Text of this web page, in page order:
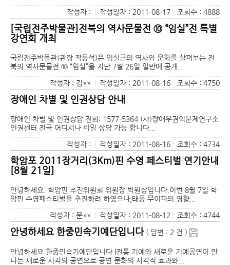
작성자 :
작성일자 : 2011-08-17 조회수 : 4888
[국립전주박물관]전북의 역사문물전 ⑩ “임실”전 특별
강연회 개최
국립전주박물관(관장 곽동석)은 임실군의 역사와 문화를 살펴보는 전
북의 역사문물전 ⑩ “임실”을 지난 7월 26일 일반에 공개...
작성자 : 김**
작성일자 : 2011-08-16 조회수 : 4750
장애인 차별 및 인권상담 안내
장애인 차별 및 인권상담 전화: 1577-5364 (사)장애우권익문제연구소
인권센터 전국 어디서나 비밀 상담 가능 합니다...
작성자 :
작성일자 : 2011-08-16 조회수 : 4734
학암포 2011장거리(3Km)핀 수영 페스티벌 연기안내
[8월 21일]
안녕하세요. 학암핀 추진위원회 위원장 박원상입니다.이번 8월 7일 학
암핀 수영페스티벌을 추진하려 하였으나,태풍 무이파의 영향...
작성자 : 문**
작성일자 : 2011-08-12 조회수 : 4744
안녕하세요 한중민속기예단입니다( 답변 : 2 건 )
안녕하세요 한중민속기예단입니다 l전통 기예와 새로운 기예공연이 만
나는 새로운 시각의 공연으로 공연 문화의 시각적 효과와...